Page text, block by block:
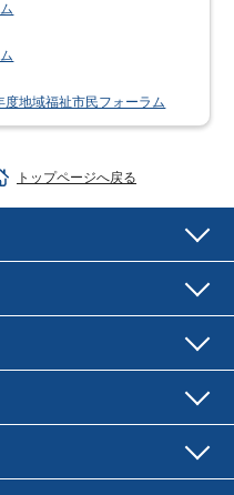
度地域福祉市民フォーラム
トップページへ戻る